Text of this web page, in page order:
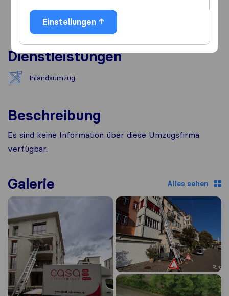
Dienstleistungen
Inlandsumzug
Beschreibung
Es sind keine Information über diese Umzugsfirma
verfügbar.
Galerie Alles sehen
Einstellungen